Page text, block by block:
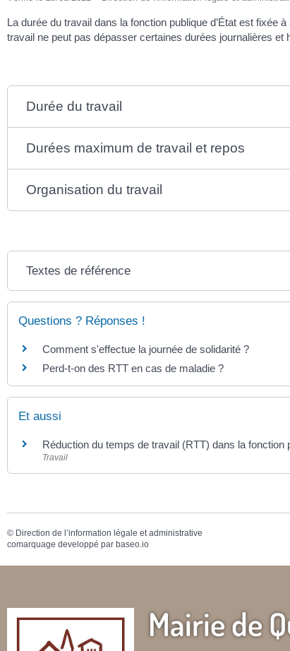
La durée du travail dans la fonction publique d’État est
travail ne peut pas dépasser certaines durées journalières
Durée du travail
Durées maximum de travail et repos
Organisation du travail
Textes de référence
Questions ? Réponses !
Comment s'effectue la journée de solidarité ?
Perd-t-on des RTT en cas de maladie ?
Et aussi
Réduction du temps de travail (RTT) dans la fonction
Travail
© Direction de l’information légale et administrative
comarquage developpé par baseo.io
Mairie de